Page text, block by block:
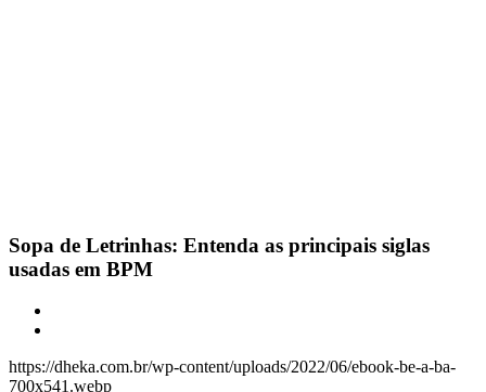
Sopa de Letrinhas: Entenda as principais siglas
usadas em BPM
https://dheka.com.br/wp-content/uploads/2022/06/ebook-be-a-ba-
700x541.webp